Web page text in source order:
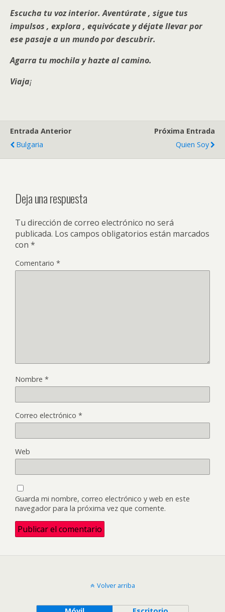
Escucha tu voz interior. Aventúrate , sigue tus
impulsos , explora , equivócate y déjate llevar por
ese pasaje a un mundo por descubrir.
Agarra tu mochila y hazte al camino.
Viaja¡
Entrada Anterior
Bulgaria
Próxima Entrada
Quien Soy
Deja una respuesta
Tu dirección de correo electrónico no será
publicada. Los campos obligatorios están marcados
con *
Comentario *
Nombre *
Correo electrónico *
Web
Guarda mi nombre, correo electrónico y web en este
navegador para la próxima vez que comente.
Volver arriba